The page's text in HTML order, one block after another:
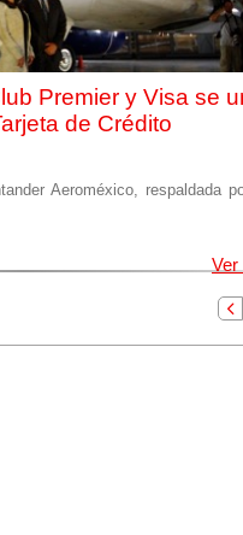
Premier y Visa se
de Crédito
Aeroméxico, respaldada
Ver